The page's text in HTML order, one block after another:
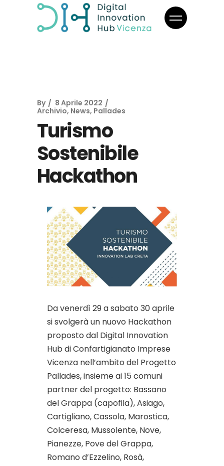
By
8 Aprile 2022
Archivio, News, Pallades
Turismo
Sostenibile
Hackathon
Da venerdì 29 a sabato 30 aprile
si svolgerà un nuovo Hackathon
proposto dal Digital Innovation
Hub di Confartigianato Imprese
Vicenza nell’ambito del Progetto
Pallades, insieme ai 15 comuni
partner del progetto: Bassano
del Grappa (capofila), Asiago,
Cartigliano, Cassola, Marostica,
Colceresa, Mussolente, Nove,
Pianezze, Pove del Grappa,
Romano d’Ezzelino, Rosà,